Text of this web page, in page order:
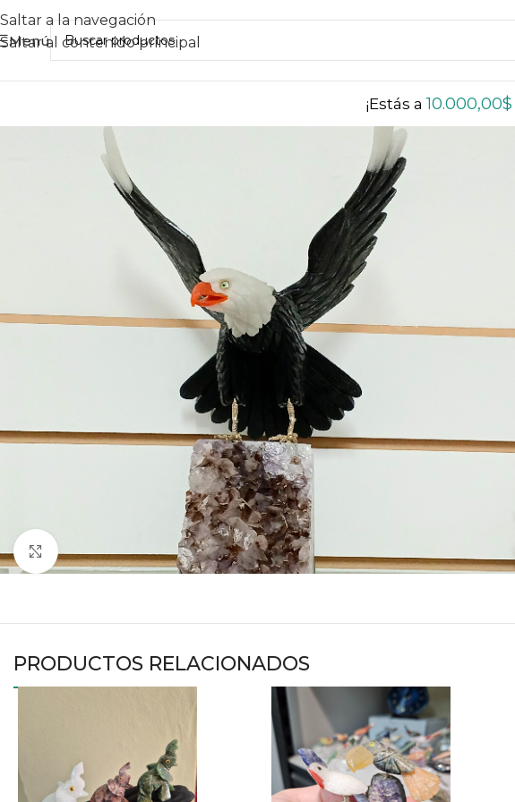
Saltar a la navegación
Saltar al contenido principal
Menú
¡Estás a10.000,00$
Haga clic para ampliar
PRODUCTOS RELACIONADOS